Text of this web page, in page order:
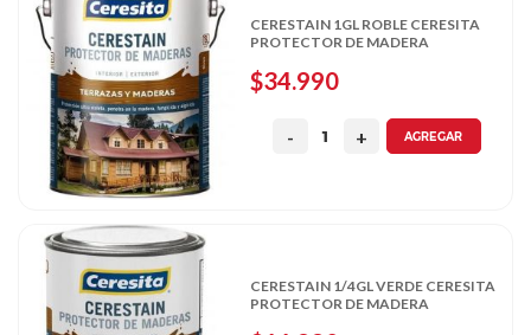
CERESTAIN 1GL ROBLE CERESITA
PROTECTOR DE MADERA
$34.990
AGREGAR
CERESTAIN 1/4GL VERDE CERESITA
PROTECTOR DE MADERA